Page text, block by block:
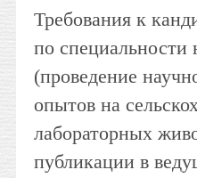
Требования к
по специальности
(проведение
опытов на
лабораторных
публикации в